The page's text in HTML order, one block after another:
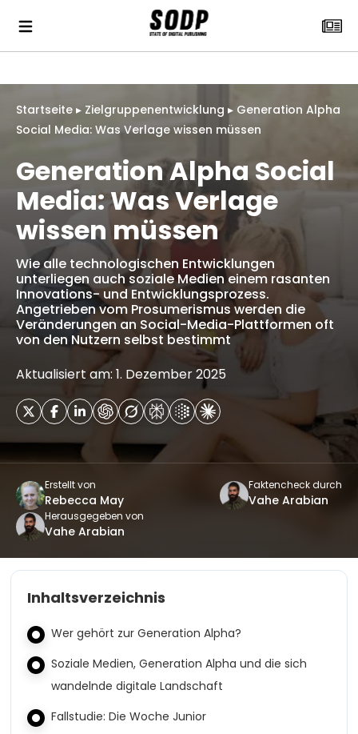
Startseite ▸ Zielgruppenentwicklung ▸ Generation Alpha
Social Media: Was Verlage wissen müssen
Generation Alpha Social
Media: Was Verlage
wissen müssen
Wie alle technologischen Entwicklungen
unterliegen auch soziale Medien einem rasanten
Innovations- und Entwicklungsprozess.
Angetrieben vom Prosumerismus werden die
Veränderungen an Social-Media-Plattformen oft
von den Nutzern selbst bestimmt
Aktualisiert am: 1. Dezember 2025
Erstellt von
Rebecca May
Faktencheck durch
Vahe Arabian
Herausgegeben von
Vahe Arabian
Inhaltsverzeichnis
Wer gehört zur Generation Alpha?
Soziale Medien, Generation Alpha und die sich
wandelnde digitale Landschaft
Fallstudie: Die Woche Junior